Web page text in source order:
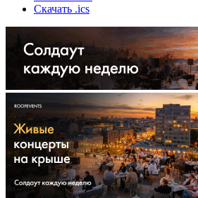
Скачать .ics